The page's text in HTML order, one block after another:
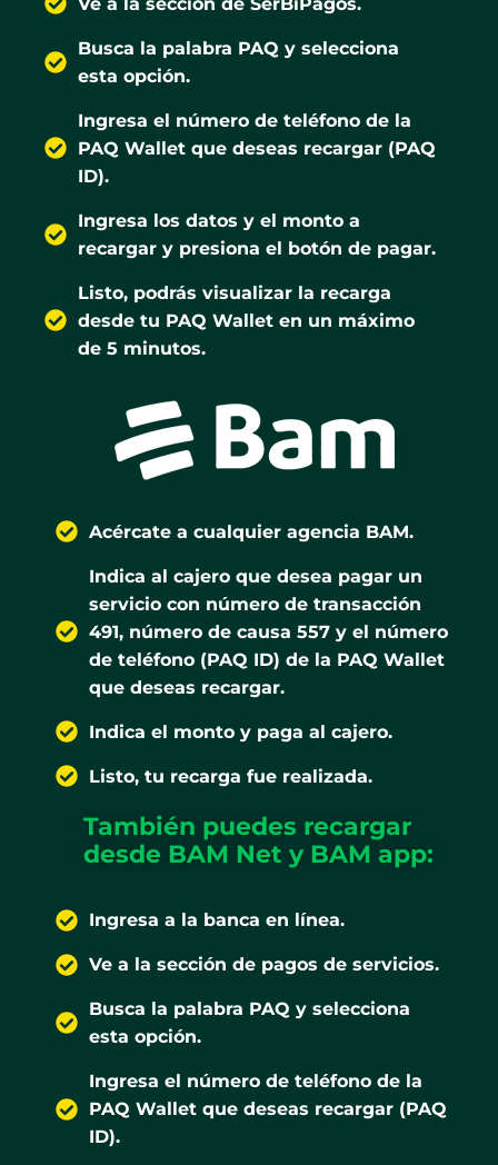
Busca la palabra PAQ y selecciona
esta opción.
Ingresa el número de teléfono de la
PAQ Wallet que deseas recargar (PAQ
ID).
Ingresa los datos y el monto a
recargar y presiona el botón de pagar.
Listo, podrás visualizar la recarga
desde tu PAQ Wallet en un máximo
de 5 minutos.
Acércate a cualquier agencia BAM.
Indica al cajero que desea pagar un
servicio con número de transacción
491, número de causa 557 y el número
de teléfono (PAQ ID) de la PAQ Wallet
que deseas recargar.
Indica el monto y paga al cajero.
Listo, tu recarga fue realizada.
También puedes recargar
desde BAM Net y BAM app:
Ingresa a la banca en línea.
Ve a la sección de pagos de servicios.
Busca la palabra PAQ y selecciona
esta opción.
Ingresa el número de teléfono de la
PAQ Wallet que deseas recargar (PAQ
ID).